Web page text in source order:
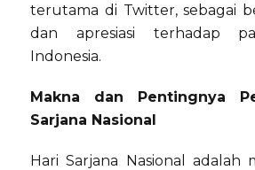
terutama di Twitter, sebagai
dan apresiasi terhadap
Indonesia.
Makna dan Pentingnya
Sarjana Nasional
Hari Sarjana Nasional adalah